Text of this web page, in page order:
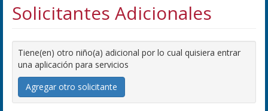
Solicitantes Adicionales
Tiene(en) otro niño(a) adicional por lo cual quisiera entrar
una aplicación para servicios
Agregar otro solicitante